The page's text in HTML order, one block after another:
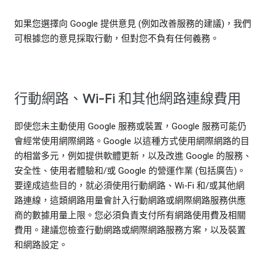
如果您選擇向 Google 提供意見 (例如改善服務的建議)，我們
可根據您的意見採取行動，但對您不負有任何義務。
行動網路、Wi-Fi 和其他網路連線費用
即使您未主動使用 Google 服務或裝置，Google 服務可能仍
會經常使用網際網路。Google 以這種方式使用網際網路的目
的相當多元，例如提供軟體更新，以及改進 Google 的服務、
安全性、使用者體驗和/或 Google 的營運作業 (包括廣告)。
要達成這些目的，就必須使用行動網路、Wi-Fi 和/或其他網
路連線，這類網路用量會計入行動網路或網際網路服務供應
商的數據用量上限。您必須負責支付所有網路使用費及相關
費用。建議您檢查行動網路或網際網路服務方案，以及裝置
和網路設定。